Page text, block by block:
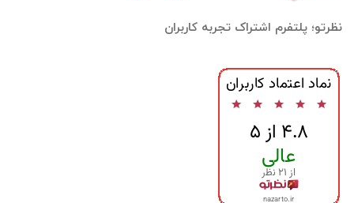
نظرتو؛ پلتفرم اشتراک تجربه کاربران